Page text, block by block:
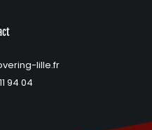
lille.fr
94 04